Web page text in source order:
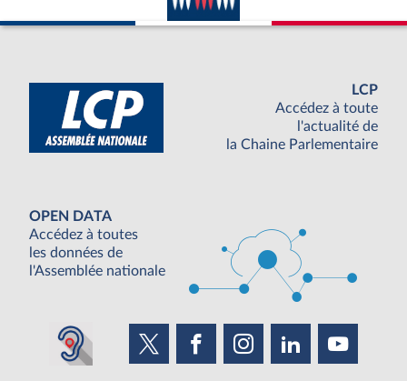
LCP
Accédez à toute
l'actualité de
la Chaine Parlementaire
OPEN DATA
Accédez à toutes
les données de
l'Assemblée nationale